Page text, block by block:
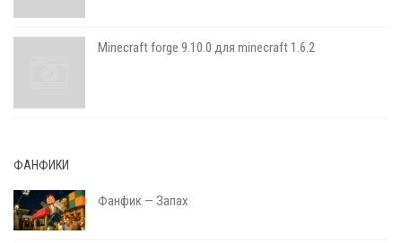
Minecraft forge 9.10.0 для minecraft 1.6.2
ФАНФИКИ
Фанфик — Запах